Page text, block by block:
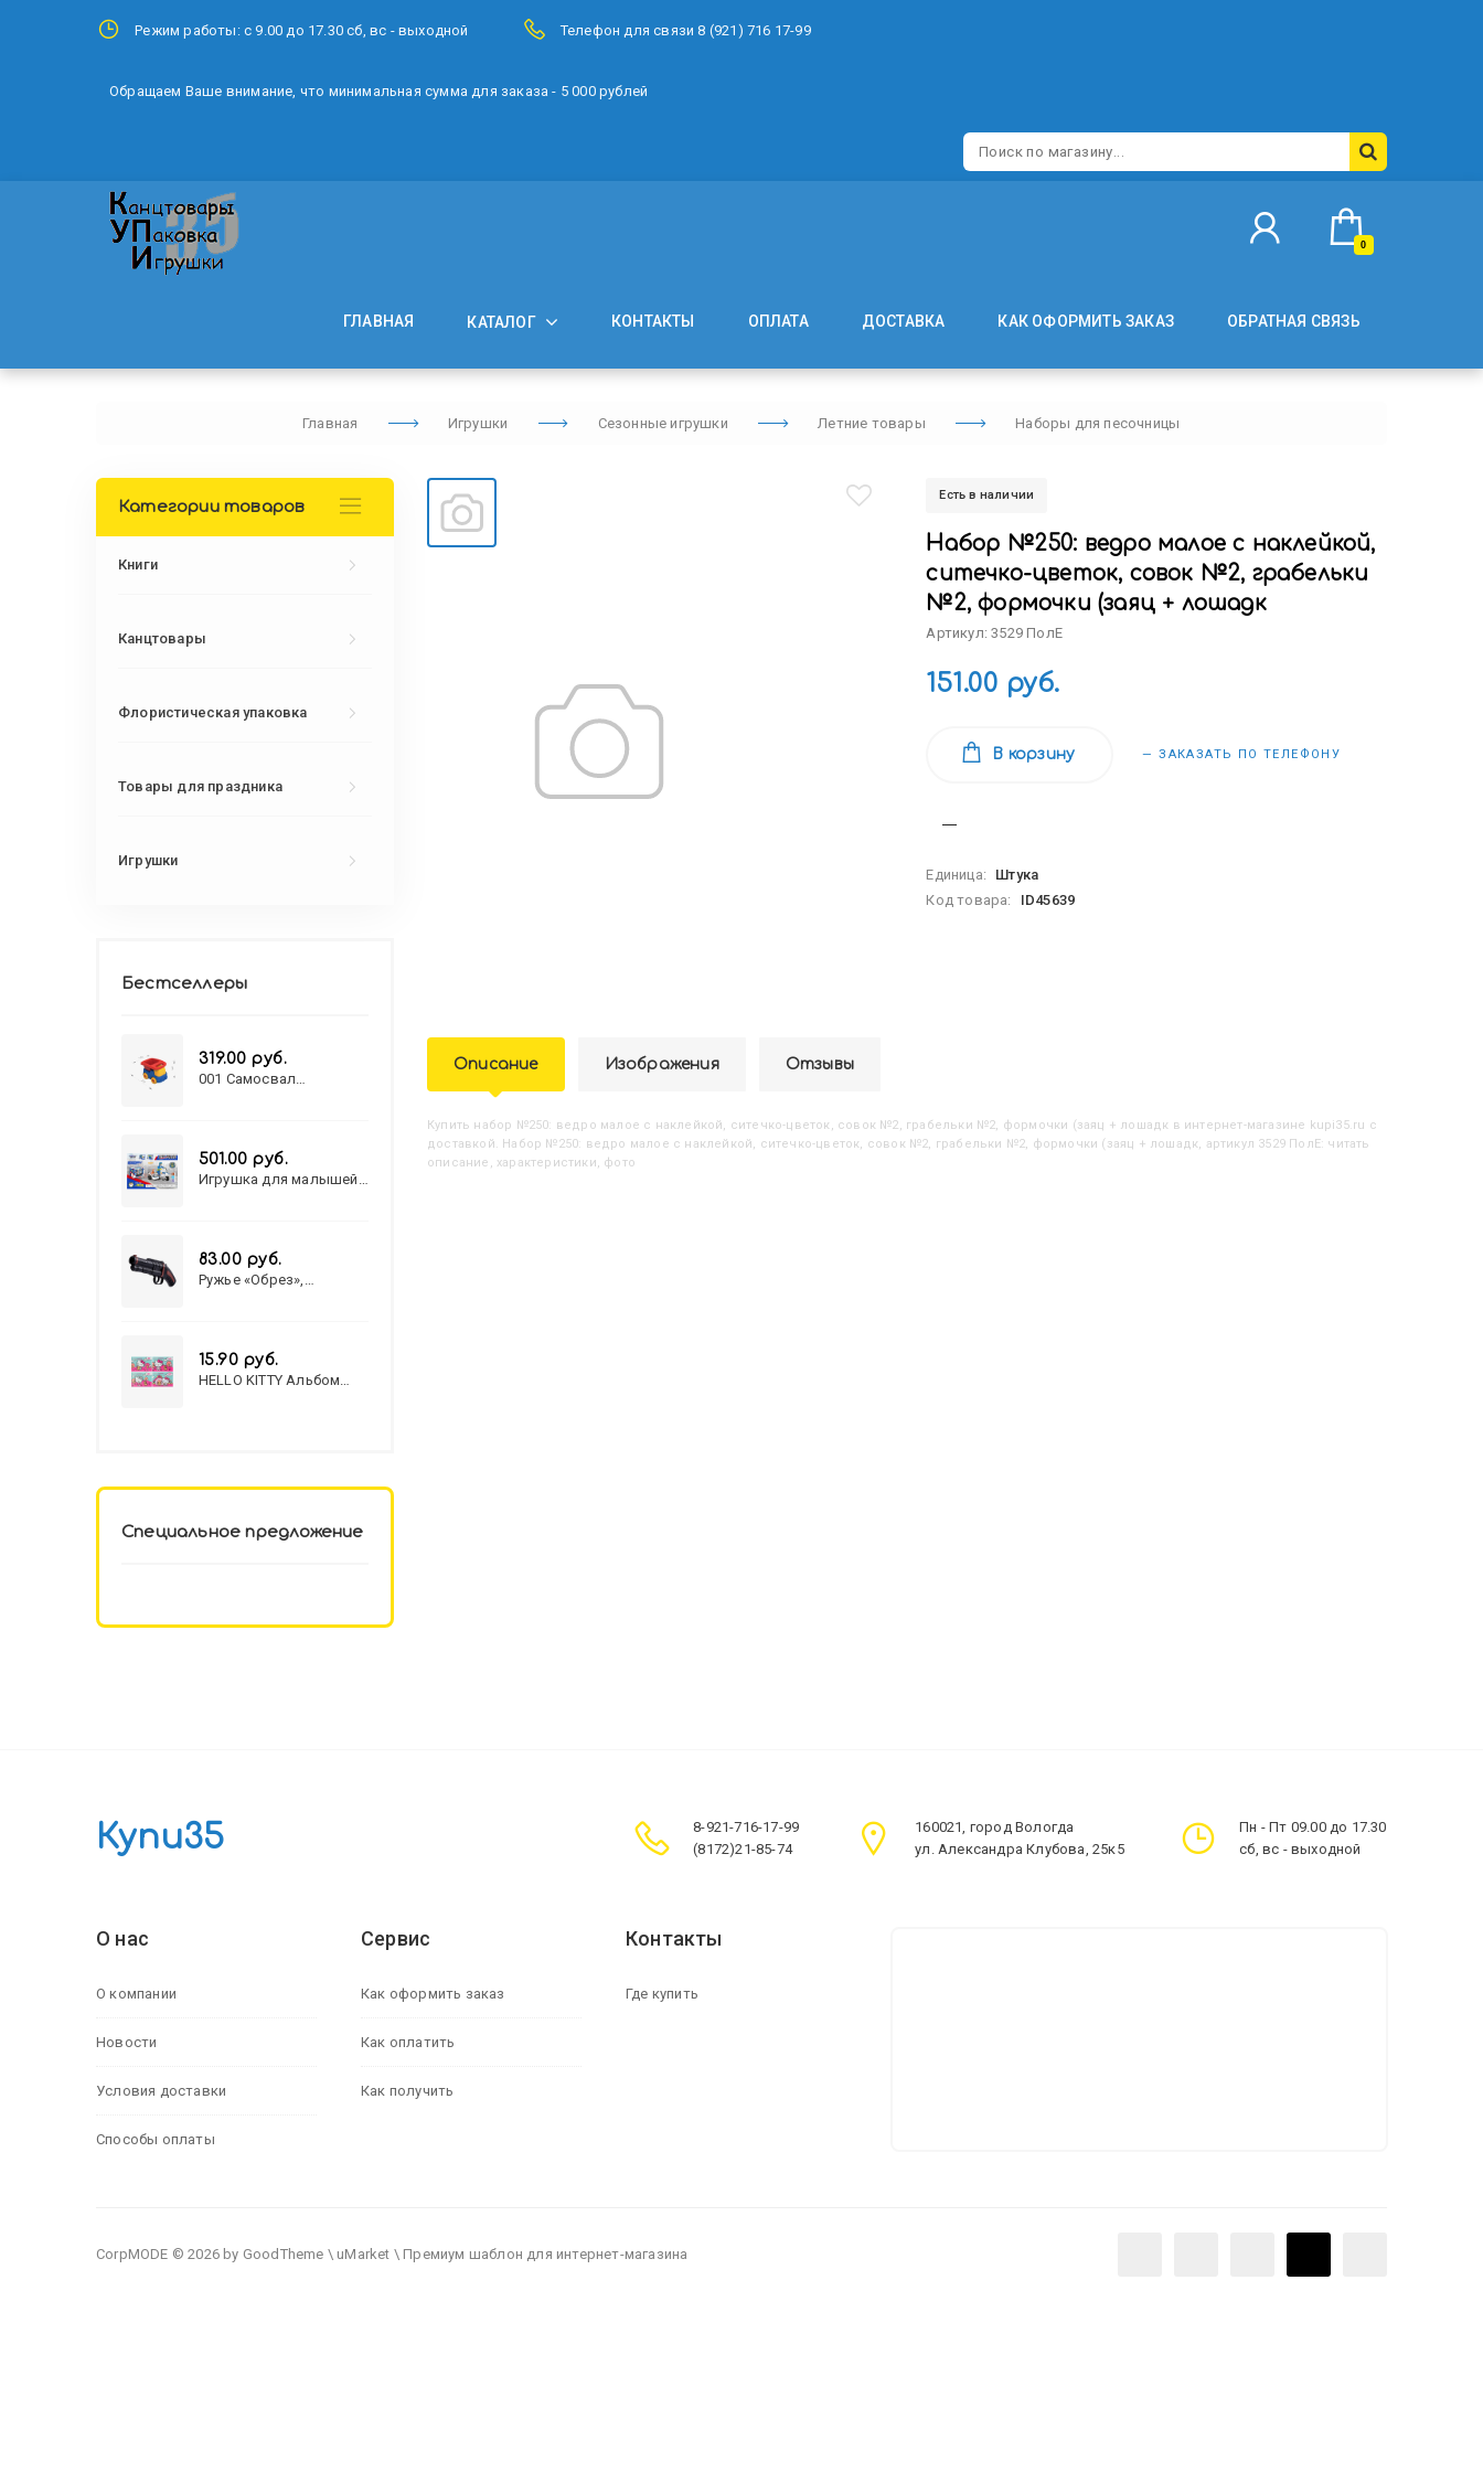
Режим работы: с 9.00 до 17.30 сб, вс - выходной Телефон для связи 8 (921) 716 17-99
Обращаем Ваше внимание, что минимальная сумма для заказа - 5 000 рублей
0
ГЛАВНАЯ КАТАЛОГ КОНТАКТЫ ОПЛАТА ДОСТАВКА КАК ОФОРМИТЬ ЗАКАЗ ОБРАТНАЯ СВЯЗЬ
Главная Игрушки Сезонные игрушки Летние товары Наборы для песочницы
Есть в наличии
Набор №250: ведро малое с наклейкой,
ситечко-цветок, совок №2, грабельки
№2, формочки (заяц + лошадк
Артикул: 3529 ПолЕ
151.00 руб.
В корзину — ЗАКАЗАТЬ ПО ТЕЛЕФОНУ
Единица:
Штука
Код товара:
ID45639
Описание Изображения Отзывы
Купить Набор №250: ведро малое с наклейкой, ситечко-цветок, совок №2, грабельки №2, формочки (заяц + лошадк в интернет-магазине kupi35.ru с
доставкой. Набор №250: ведро малое с наклейкой, ситечко-цветок, совок №2, грабельки №2, формочки (заяц + лошадк, артикул 3529 ПолЕ: читать
описание, характеристики, фото
Категории товаров
Книги
Канцтовары
Флористическая упаковка
Товары для праздника
Игрушки
Бестселлеры
319.00 руб.
001 Самосвал
501.00 руб.
Игрушка для малышей
83.00 руб.
Ружье «Обрез»,
15.90 руб.
HELLO KITTY Альбом
Специальное предложение
Купи35
8-921-716-17-99
(8172)21-85-74
160021, город Вологда
ул. Александра Клубова, 25к5
Пн - Пт 09.00 до 17.30
сб, вс - выходной
О нас
О компании
Новости
Условия доставки
Способы оплаты
Сервис
Как оформить заказ
Как оплатить
Как получить
Контакты
Где купить
CorpMODE © 2026 by GoodTheme \ uMarket \ Премиум шаблон для интернет-магазина